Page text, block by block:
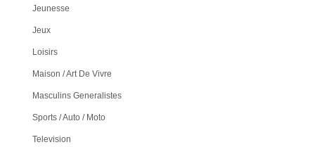
Jeunesse
Jeux
Loisirs
Maison / Art De Vivre
Masculins Generalistes
Sports / Auto / Moto
Television